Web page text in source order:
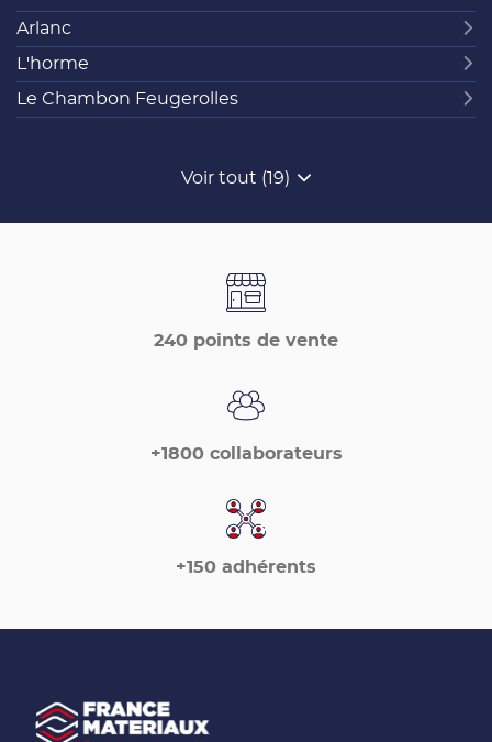
Arlanc
L'horme
Le Chambon Feugerolles
Voir tout (19)
de
de
France
Matériaux
240 points de vente
+1800 collaborateurs
+150 adhérents